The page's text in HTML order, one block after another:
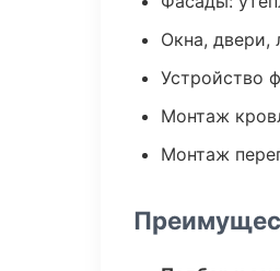
Окна, двери,
Устройство
Монтаж
Монтаж